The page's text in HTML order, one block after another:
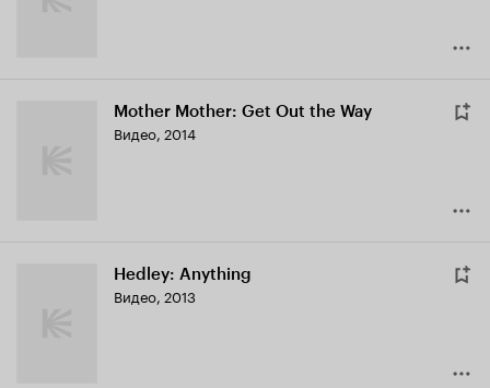
Mother Mother: Get Out the Way
Видео, 2014
Hedley: Anything
Видео, 2013